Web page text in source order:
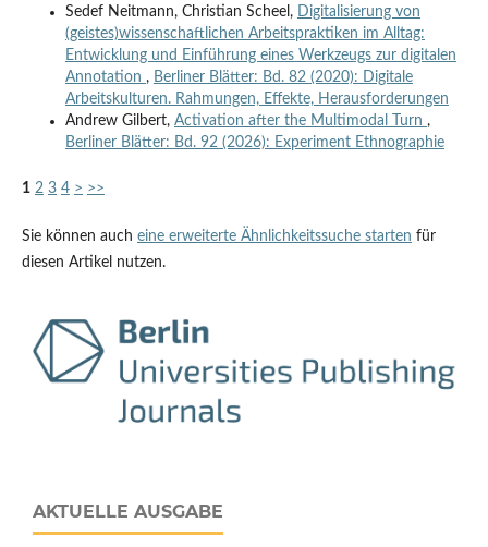
Sedef Neitmann, Christian Scheel, Digitalisierung von
(geistes)wissenschaftlichen Arbeitspraktiken im Alltag:
Entwicklung und Einführung eines Werkzeugs zur digitalen
Annotation , Berliner Blätter: Bd. 82 (2020): Digitale
Arbeitskulturen. Rahmungen, Effekte, Herausforderungen
Andrew Gilbert, Activation after the Multimodal Turn ,
Berliner Blätter: Bd. 92 (2026): Experiment Ethnographie
1 2 3 4 > >>
Sie können auch eine erweiterte Ähnlichkeitssuche starten für
diesen Artikel nutzen.
AKTUELLE AUSGABE